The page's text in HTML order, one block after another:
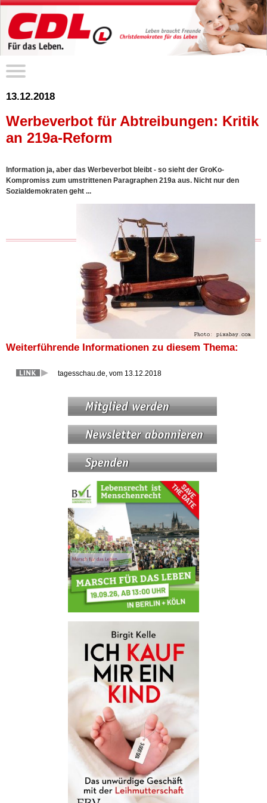
13.12.2018
Werbeverbot für Abtreibungen: Kritik
an 219a-Reform
Information ja, aber das Werbeverbot bleibt - so sieht der GroKo-
Kompromiss zum umstrittenen Paragraphen 219a aus. Nicht nur den
Sozialdemokraten geht ...
Weiterführende Informationen zu diesem Thema:
tagesschau.de, vom 13.12.2018